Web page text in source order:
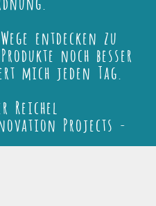
entdecken zu
noch besser
mich jeden Tag.
Reichel
Projects -